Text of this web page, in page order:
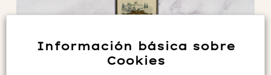
Información básica sobre
Cookies